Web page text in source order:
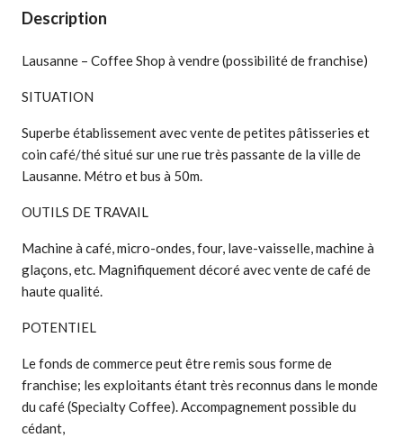
Description
Lausanne – Coffee Shop à vendre (possibilité de franchise)
SITUATION
Superbe établissement avec vente de petites pâtisseries et
coin café/thé situé sur une rue très passante de la ville de
Lausanne. Métro et bus à 50m.
OUTILS DE TRAVAIL
Machine à café, micro-ondes, four, lave-vaisselle, machine à
glaçons, etc. Magnifiquement décoré avec vente de café de
haute qualité.
POTENTIEL
Le fonds de commerce peut être remis sous forme de
franchise; les exploitants étant très reconnus dans le monde
du café (Specialty Coffee). Accompagnement possible du
cédant,